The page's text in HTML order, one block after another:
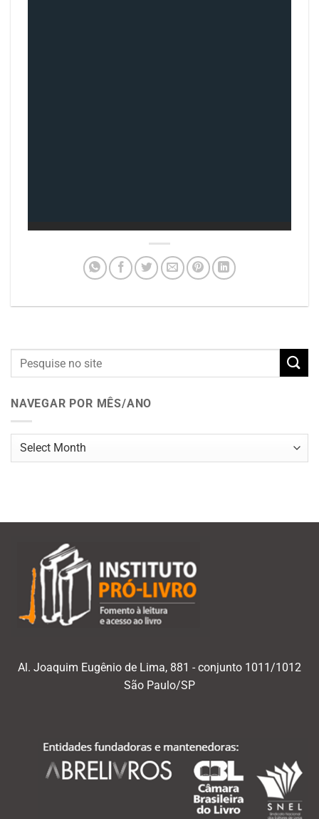
NAVEGAR POR MÊS/ANO
Navegar
Al. Joaquim Eugênio de Lima, 881 - conjunto 1011/1012
São Paulo/SP